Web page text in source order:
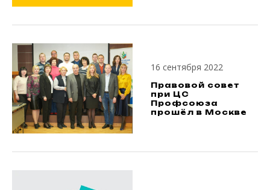
16 сентября 2022
Правовой cовет
при ЦС
Профсоюза
прошёл в Москве